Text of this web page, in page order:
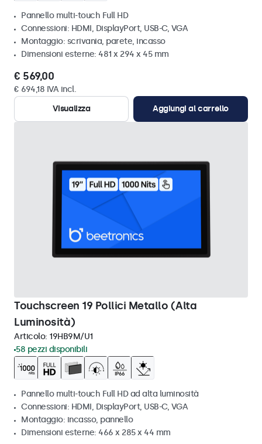
Pannello multi-touch Full HD
Connessioni: HDMI, DisplayPort, USB-C, VGA
Montaggio: scrivania, parete, incasso
Dimensioni esterne: 481 x 294 x 45 mm
€ 569,00
€ 694,18 IVA incl.
Visualizza
Aggiungi al carrello
Touchscreen 19 Pollici Metallo (Alta
Luminosità)
Articolo: 19HB9M/U1
58 pezzi disponibili
Pannello multi-touch Full HD ad alta luminosità
Connessioni: HDMI, DisplayPort, USB-C, VGA
Montaggio: incasso, pannello
Dimensioni esterne: 466 x 285 x 44 mm